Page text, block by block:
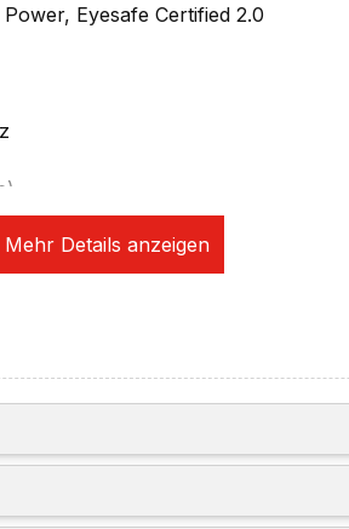
Eyesafe Certified 2.0
USB)